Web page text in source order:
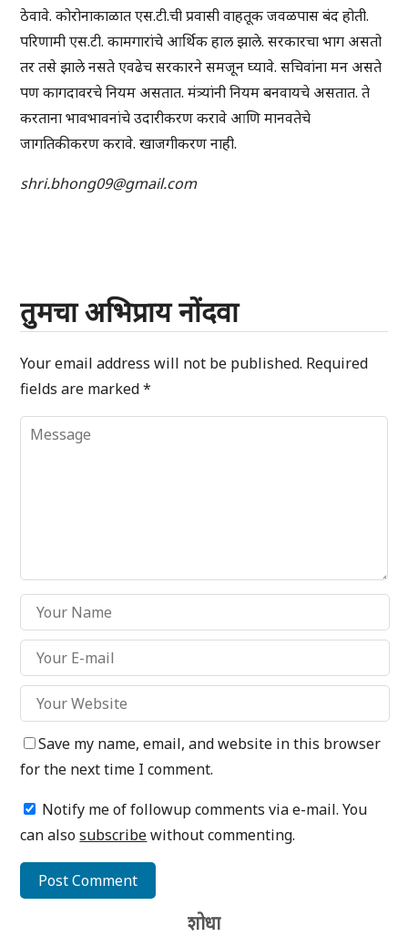
ठेवावे. कोरोनाकाळात एस.टी.ची प्रवासी वाहतूक जवळपास बंद होती.
परिणामी एस.टी. कामगारांचे आर्थिक हाल झाले. सरकारचा भाग असतो
तर तसे झाले नसते एवढेच सरकारने समजून घ्यावे. सचिवांना मन असते
पण कागदावरचे नियम असतात. मंत्र्यांनी नियम बनवायचे असतात. ते
करताना भावभावनांचे उदारीकरण करावे आणि मानवतेचे
जागतिकीकरण करावे. खाजगीकरण नाही.
shri.bhong09@gmail.com
तुमचा अभिप्राय नोंदवा
Your email address will not be published. Required
fields are marked*
Save my name, email, and website in this browser
for the next time I comment.
Notify me of followup comments via e-mail. You
can alsosubscribewithout commenting.
शोधा